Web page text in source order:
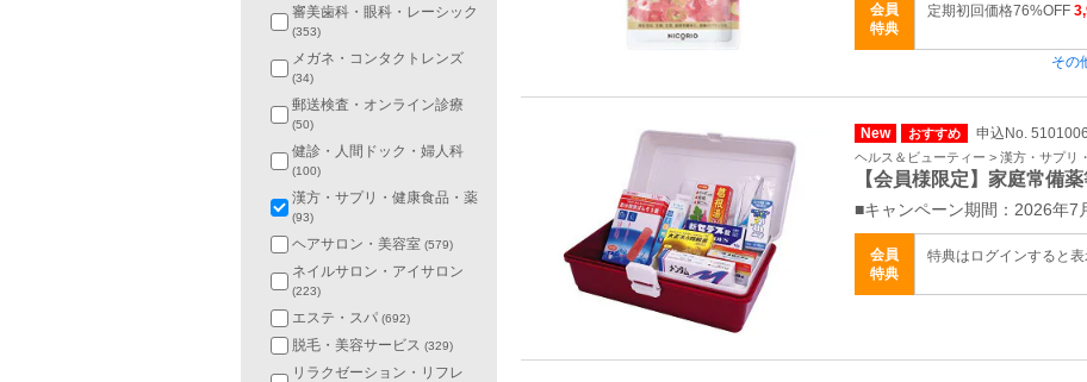
会員
特典
定期初回価格76%OFF
その
New おすすめ 申込No. 5101006
ヘルス＆ビューティー > 漢方・サプリ
【会員様限定】家庭常備
■キャンペーン期間：2026年7
会員
特典
特典はログインすると
審美歯科・眼科・レーシック
(353)
メガネ・コンタクトレンズ
(34)
郵送検査・オンライン診療
(50)
健診・人間ドック・婦人科
(100)
漢方・サプリ・健康食品・薬
(93)
ヘアサロン・美容室 (579)
ネイルサロン・アイサロン
(223)
エステ・スパ (692)
脱毛・美容サービス (329)
リラクゼーション・リフレ